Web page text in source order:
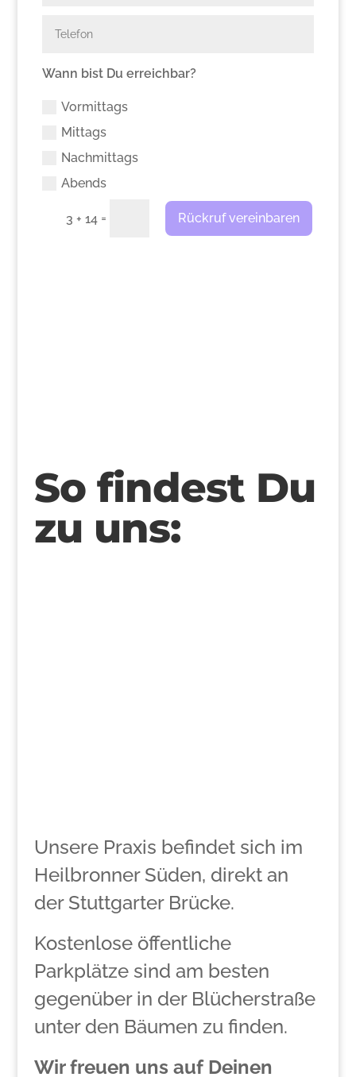
Wann bist Du erreichbar?
Vormittags
Mittags
Nachmittags
Abends
3 + 14 = Rückruf vereinbaren
So findest Du
zu uns:
Unsere Praxis befindet sich im
Heilbronner Süden, direkt an
der Stuttgarter Brücke.
Kostenlose öffentliche
Parkplätze sind am besten
gegenüber in der Blücherstraße
unter den Bäumen zu finden.
Wir freuen uns auf Deinen